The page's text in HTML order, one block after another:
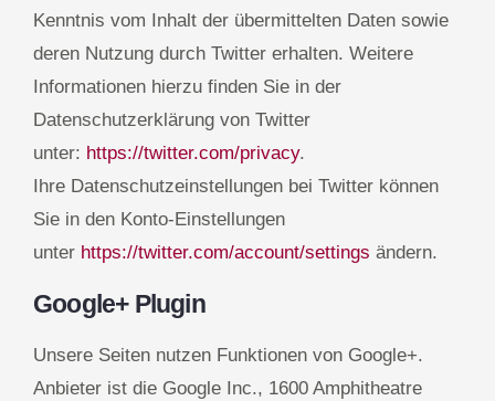
Kenntnis vom Inhalt der übermittelten Daten sowie
deren Nutzung durch Twitter erhalten. Weitere
Informationen hierzu finden Sie in der
Datenschutzerklärung von Twitter
unter: https://twitter.com/privacy.
Ihre Datenschutzeinstellungen bei Twitter können
Sie in den Konto-Einstellungen
unter https://twitter.com/account/settings ändern.
Google+ Plugin
Unsere Seiten nutzen Funktionen von Google+.
Anbieter ist die Google Inc., 1600 Amphitheatre